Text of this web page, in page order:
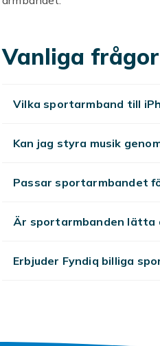
Hos Fyndiq hittar du
frakt.
Vanliga frågor
Vilka sportarmband till
Kan jag styra musik
Passar sportarmbandet
Är sportarmbanden lätta
Erbjuder Fyndiq billiga